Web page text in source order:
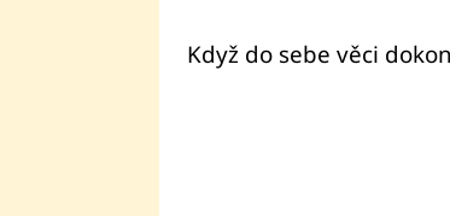
Když do sebe věci